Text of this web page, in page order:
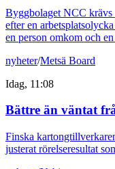
Byggbolaget NCC krävs
efter en
en person omkom och
nyheter/Metsä Board
Idag, 11:08
Bättre än väntat
Finska
justerat rörelseresultat